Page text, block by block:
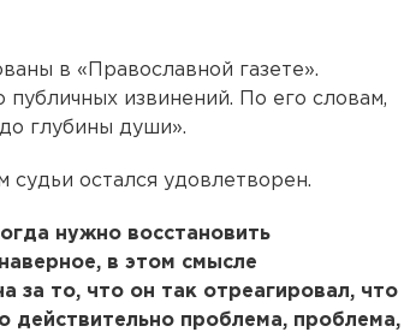
в «Православной газете».
извинений. По его словам,
глубины души».
остался удовлетворен.
нужно восстановить
в этом смысле
за то, что он так отреагировал, что
действительно проблема, проблема,